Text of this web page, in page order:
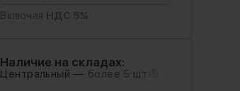
Включая НДС 5%
Наличие на складах:
Центральный — более 5 шт.